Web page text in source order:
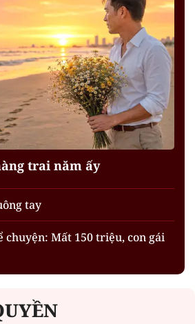
trai năm ấy
tay
chuyện: Mất 150 triệu, con gái